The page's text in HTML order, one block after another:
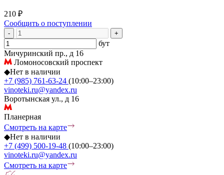
210 ₽
Сообщить о поступлении
- +
бут
Мичуринский пр., д 16
Ломоносовский проспект
◆Нет в наличии
+7 (985) 761-63-24 (10:00–23:00)
vinoteki.ru@yandex.ru
Воротынская ул., д 16
Планерная
Смотреть на карте
◆Нет в наличии
+7 (499) 500-19-48 (10:00–23:00)
vinoteki.ru@yandex.ru
Смотреть на карте